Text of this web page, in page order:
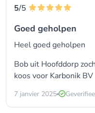
5/5
Goed geholpen
Heel goed geholpen
Bob uit Hoofddorp
koos voor Karbonik BV
7 janvier 2025